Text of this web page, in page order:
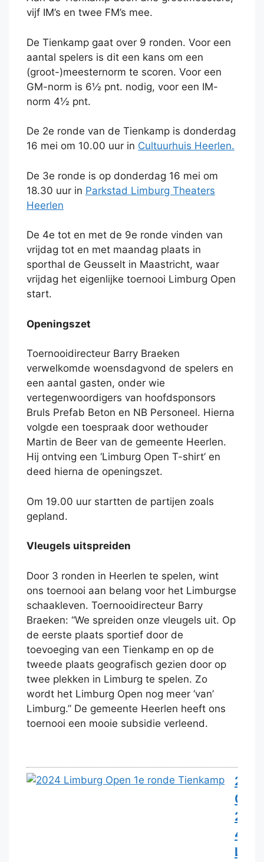
vijf IM’s en twee FM’s mee.
De Tienkamp gaat over 9 ronden. Voor een
aantal spelers is dit een kans om een
(groot-)meesternorm te scoren. Voor een
GM-norm is 6½ pnt. nodig, voor een IM-
norm 4½ pnt.
De 2e ronde van de Tienkamp is donderdag
16 mei om 10.00 uur in Cultuurhuis Heerlen.
De 3e ronde is op donderdag 16 mei om
18.30 uur in Parkstad Limburg Theaters
Heerlen
De 4e tot en met de 9e ronde vinden van
vrijdag tot en met maandag plaats in
sporthal de Geusselt in Maastricht, waar
vrijdag het eigenlijke toernooi Limburg Open
start.
Openingszet
Toernooidirecteur Barry Braeken
verwelkomde woensdagvond de spelers en
een aantal gasten, onder wie
vertegenwoordigers van hoofdsponsors
Bruls Prefab Beton en NB Personeel. Hierna
volgde een toespraak door wethouder
Martin de Beer van de gemeente Heerlen.
Hij ontving een ‘Limburg Open T-shirt’ en
deed hierna de openingszet.
Om 19.00 uur startten de partijen zoals
gepland.
Vleugels uitspreiden
Door 3 ronden in Heerlen te spelen, wint
ons toernooi aan belang voor het Limburgse
schaakleven. Toernooidirecteur Barry
Braeken: “We spreiden onze vleugels uit. Op
de eerste plaats sportief door de
toevoeging van een Tienkamp en op de
tweede plaats geografisch gezien door op
twee plekken in Limburg te spelen. Zo
wordt het Limburg Open nog meer ‘van’
Limburg.” De gemeente Heerlen heeft ons
toernooi een mooie subsidie verleend.
2
0
2
4
L